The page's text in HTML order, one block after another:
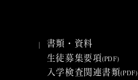
書類・資料
生徒募集要項(PDF)
入学検査関連書類(PDF)